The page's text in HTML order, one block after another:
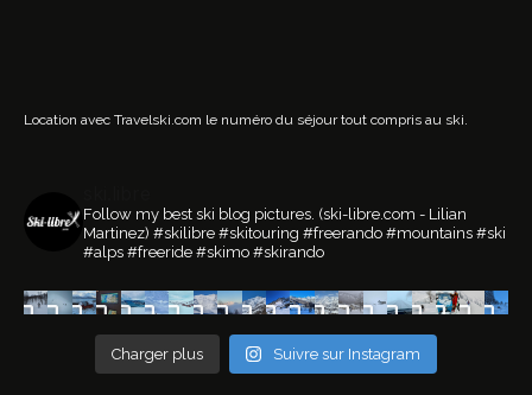
Location avec Travelski.com le numéro du séjour tout compris au ski.
Follow my best ski blog pictures. (ski-libre.com - Lilian
Martinez) #skilibre #skitouring #freerando #mountains #ski
#alps #freeride #skimo #skirando
Charger plus Suivre sur Instagram